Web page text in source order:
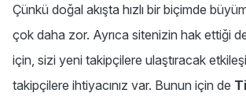
Çünkü doğal akışta hızlı bir biçimde
çok daha zor. Ayrıca sitenizin hak ettiği
için, sizi yeni takipçilere ulaştıracak
takipçilere ihtiyacınız var. Bunun için de